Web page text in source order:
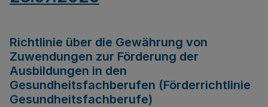
Richtlinie über die Gewährung von
Zuwendungen zur Förderung der
Ausbildungen in den
Gesundheitsfachberufen (Förderrichtlinie
Gesundheitsfachberufe)